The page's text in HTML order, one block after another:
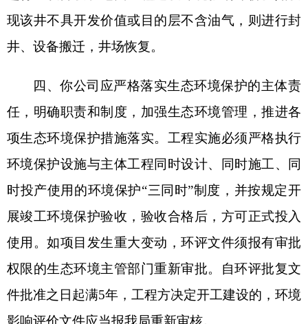
省区市政府 国家部委局
主办：克孜勒苏柯尔克孜自治州人民政府办公室
承办：克孜勒苏柯尔克孜自治州政务公开信息中心
新公网安备65300102000007号 新ICP备2022000247号
政府网站标识码：6530000002 法律声明 关于我们